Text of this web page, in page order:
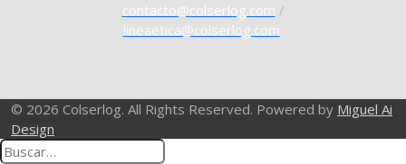
contacto@colserlog.com /
lineaetica@colserlog.com
© 2026 Colserlog. All Rights Reserved. Powered by Miguel Ai
Design